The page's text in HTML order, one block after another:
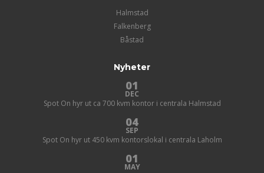
Halmstad
Falkenberg
Båstad
Nyheter
01
DEC
Spot On hyr ut ca 700 kvm kontor i centrala Halmstad
04
SEP
Spot On hyr ut 450 kvm kontorslokal i centrala Laholm
01
MAY